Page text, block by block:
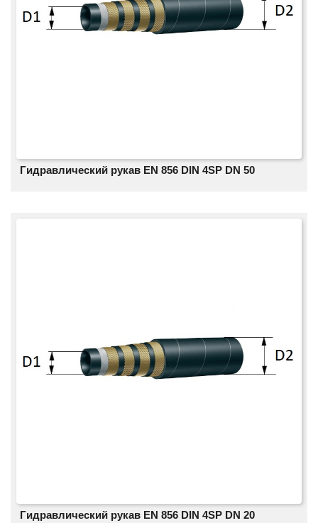
Гидравлический рукав EN 856 DIN 4SP DN 50
Гидравлический рукав EN 856 DIN 4SP DN 20